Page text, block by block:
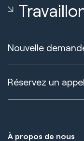
Nouvelle
Réservez un
À propos de nous